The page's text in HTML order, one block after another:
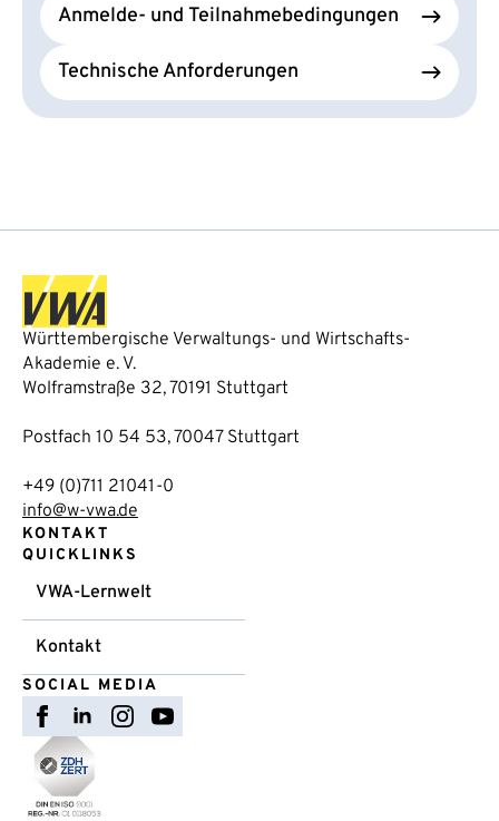
Anmelde- und Teilnahmebedingungen
Technische Anforderungen
Württembergische Verwaltungs- und Wirtschafts-
Akademie e. V.
Wolframstraße 32, 70191 Stuttgart
Postfach 10 54 53, 70047 Stuttgart
+49 (0)711 21041-0
info@w-vwa.de
KONTAKT
QUICKLINKS
VWA-Lernwelt
Kontakt
SOCIAL MEDIA